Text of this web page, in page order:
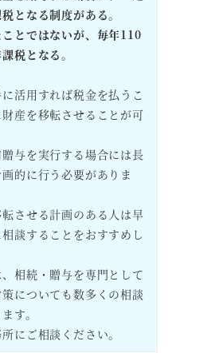
となる制度がある。
ことではないが、毎年110
税となる。
活用すれば税金を払うこ
産を移転させることが可
与を実行する場合には長
的に行う必要がありま
させる計画のある人は早
談することをおすすめし
相続・贈与を専門として
についても数多くの相談
す。
にご相談ください。